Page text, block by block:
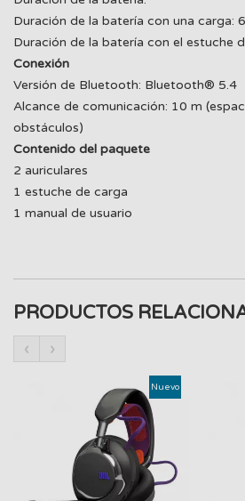
Duración de la batería con una carga:
Duración de la batería con el estuche
Conexión
Versión de Bluetooth: Bluetooth® 5.4
Alcance de comunicación: 10 m
obstáculos)
Contenido del paquete
2 auriculares
1 estuche de carga
1 manual de usuario
PRODUCTOS
‹ ›
Nuevo